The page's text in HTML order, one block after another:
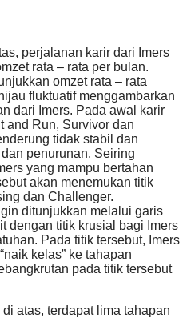
perjalanan karir dari Imers
rata – rata per bulan.
omzet rata – rata
fluktuatif menggambarkan
dari Imers. Pada awal karir
and Run, Survivor dan
tidak stabil dan
penurunan. Seiring
yang mampu bertahan
akan menemukan titik
dan Challenger.
ditunjukkan melalui garis
dengan titik krusial bagi Imers
Pada titik tersebut, Imers
kelas” ke tahapan
pada titik tersebut
atas, terdapat lima tahapan